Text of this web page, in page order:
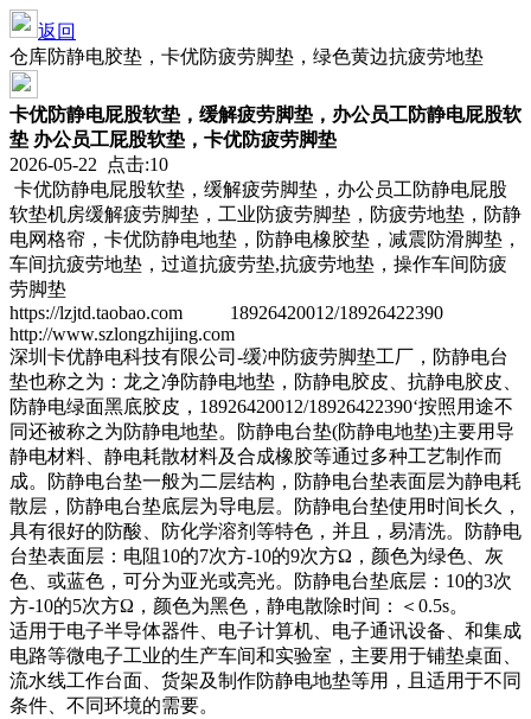
返回
仓库防静电胶垫，卡优防疲劳脚垫，绿色黄边抗疲劳地垫
卡优防静电屁股软垫，缓解疲劳脚垫，办公员工防静电屁股软
垫 办公员工屁股软垫，卡优防疲劳脚垫
2026-05-22 点击:10
卡优防静电屁股软垫，缓解疲劳脚垫，办公员工防静电屁股
软垫机房缓解疲劳脚垫，工业防疲劳脚垫，防疲劳地垫，防静
电网格帘，卡优防静电地垫，防静电橡胶垫，减震防滑脚垫，
车间抗疲劳地垫，过道抗疲劳垫,抗疲劳地垫，操作车间防疲
劳脚垫
https://lzjtd.taobao.com 18926420012/18926422390
http://www.szlongzhijing.com
深圳卡优静电科技有限公司-缓冲防疲劳脚垫工厂，防静电台
垫也称之为：龙之净防静电地垫，防静电胶皮、抗静电胶皮、
防静电绿面黑底胶皮，18926420012/18926422390‘按照用途不
同还被称之为防静电地垫。防静电台垫(防静电地垫)主要用导
静电材料、静电耗散材料及合成橡胶等通过多种工艺制作而
成。防静电台垫一般为二层结构，防静电台垫表面层为静电耗
散层，防静电台垫底层为导电层。防静电台垫使用时间长久，
具有很好的防酸、防化学溶剂等特色，并且，易清洗。防静电
台垫表面层：电阻10的7次方-10的9次方Ω，颜色为绿色、灰
色、或蓝色，可分为亚光或亮光。防静电台垫底层：10的3次
方-10的5次方Ω，颜色为黑色，静电散除时间：＜0.5s。
适用于电子半导体器件、电子计算机、电子通讯设备、和集成
电路等微电子工业的生产车间和实验室，主要用于铺垫桌面、
流水线工作台面、货架及制作防静电地垫等用，且适用于不同
条件、不同环境的需要。